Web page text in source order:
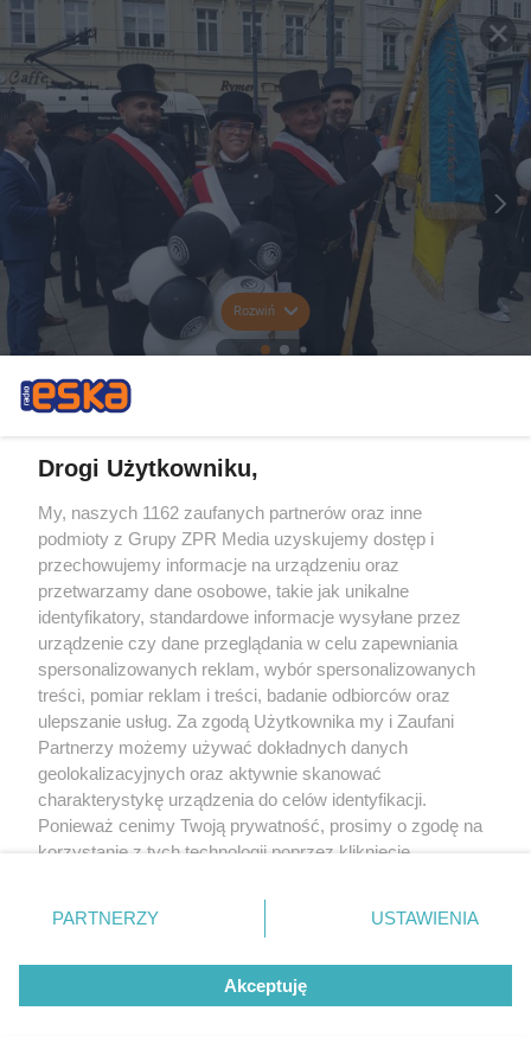
Rozwiń
Drogi Użytkowniku,
My, naszych 1162 zaufanych partnerów oraz inne
podmioty z Grupy ZPR Media uzyskujemy dostęp i
przechowujemy informacje na urządzeniu oraz
przetwarzamy dane osobowe, takie jak unikalne
identyfikatory, standardowe informacje wysyłane przez
urządzenie czy dane przeglądania w celu zapewniania
spersonalizowanych reklam, wybór spersonalizowanych
treści, pomiar reklam i treści, badanie odbiorców oraz
ulepszanie usług. Za zgodą Użytkownika my i Zaufani
Partnerzy możemy używać dokładnych danych
geolokalizacyjnych oraz aktywnie skanować
charakterystykę urządzenia do celów identyfikacji.
Ponieważ cenimy Twoją prywatność, prosimy o zgodę na
korzystanie z tych technologii poprzez kliknięcie
zmienić/wycofać klikając przycisk ustawień prywatności
znajdujący się w lewym dolnym rogu strony
rodzaje przetwarzania danych nie wymagają zgody
użytkownika, ale masz prawo sprzeciwić się takiemu
przetwarzaniu. Preferencje będą miały zastosowanie tylko
PARTNERZY USTAWIENIA
Akceptuję